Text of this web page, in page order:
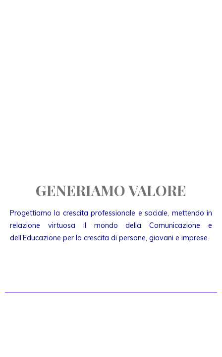
GENERIAMO VALORE
Progettiamo la crescita professionale e sociale, mettendo in
relazione virtuosa il mondo della Comunicazione e
dell’Educazione per la crescita di persone, giovani e imprese.